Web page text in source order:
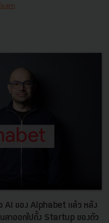
AI ของ Alphabet แล้ว หลัง
ลาออกไปตั้ง Startup ของตัว